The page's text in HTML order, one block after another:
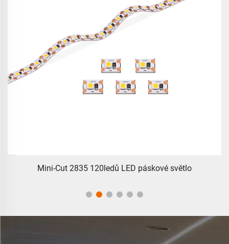
Mini-Cut 2835 120ledů LED páskové světlo